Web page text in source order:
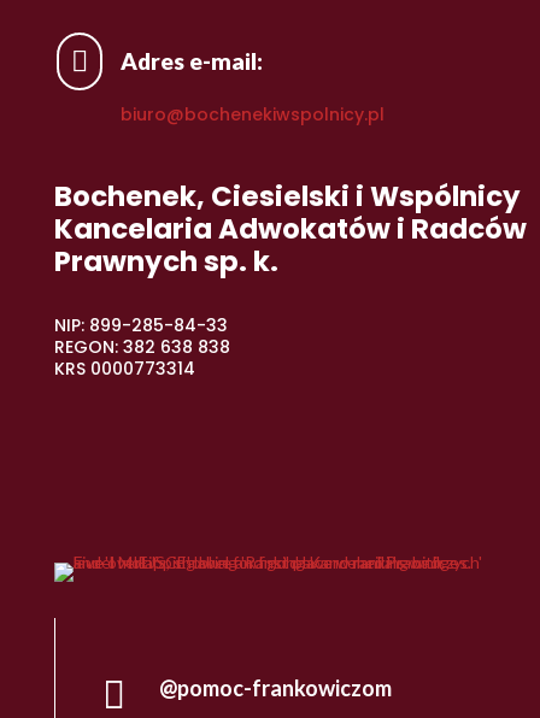
 Adres e-mail:
biuro@bochenekiwspolnicy.pl
Bochenek, Ciesielski i Wspólnicy
Kancelaria Adwokatów i Radców
Prawnych sp. k.
NIP: 899-285-84-33
REGON: 382 638 838
KRS 0000773314
 @pomoc-frankowiczom